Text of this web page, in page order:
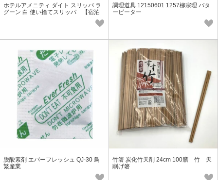
ホテルアメニティ ダイト スリッパ ラ
グーン 白 使い捨てスリッパ 【宿泊
調理道具 12150601 1257柳宗理 バタ
ービーター
脱酸素剤 エバーフレッシュ QJ-30 鳥
繁産業
竹箸 炭化竹天削 24cm 100膳 竹 天
削げ箸